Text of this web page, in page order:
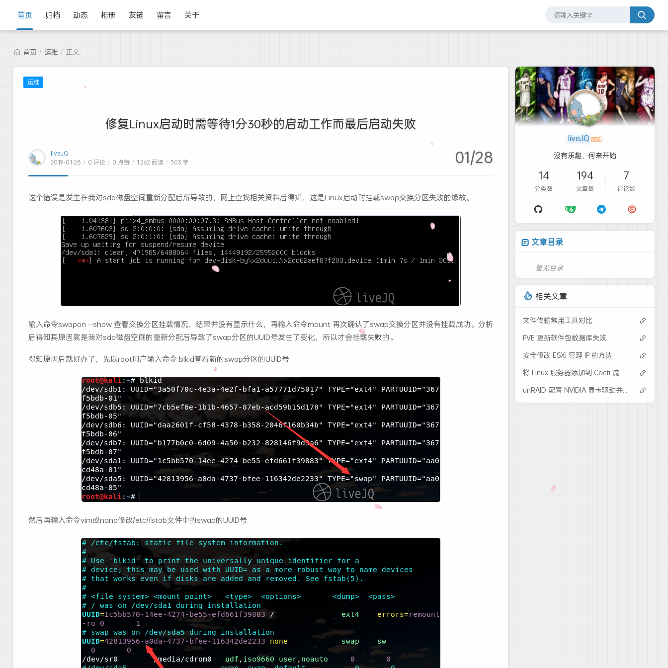
首页 归档 动态 相册 友链 留言 关于
首页 / 运维 / 正文
运维
修复Linux启动时需等待1分30秒的启动工作而最后启动失败
liveJQ
2019-01-28 / 0 评论 / 0 点赞 / 1,262 阅读 / 303 字 01/28
这个错误是发生在我对sda磁盘空间重新分配后所导致的，网上查找相关资料后得知，这是Linux启动时挂载swap交换分区失败的缘故。
输入命令swapon --show 查看交换分区挂载情况，结果并没有显示什么，再输入命令mount 再次确认了swap交换分区并没有挂载成功。分析
后得知其原因就是我对sda磁盘空间的重新分配后导致了swap分区的UUID号发生了变化，所以才会挂载失败的。
得知原因后就好办了，先以root用户输入命令 blkid查看新的swap分区的UUID号
然后再输入命令vim或nano修改/etc/fstab文件中的swap的UUID号
liveJQ
沒有乐趣，何来开始
14
分类数
194
文章数
7
评论数
文章目录
暂无目录
相关文章
文件传输常用工具对比
PVE 更新软件包数据库失败
安全修改 ESXi 管理 IP 的方法
将 Linux 服务器添加到 Cacti 流量监控
unRAID 配置 NVIDIA 显卡驱动并传给容器